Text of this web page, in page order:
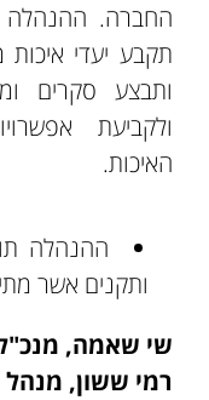
החברה.
תקבע יעדי
ותבצע סקרים
ולקביעת
האיכות.
ההנהלה
ותקנים אשר
שי שאמה,
רמי ששון, מנהל